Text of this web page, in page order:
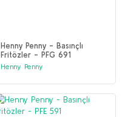
Henny Penny - Basınçlı
Fritözler - PFG 691
Henny Penny